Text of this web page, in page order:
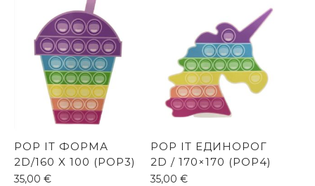
POP IT ФОРМА
2D/160 X 100 (POP3)
35,00 €
POP IT ЕДИНОРОГ
2D / 170×170 (POP4)
35,00 €